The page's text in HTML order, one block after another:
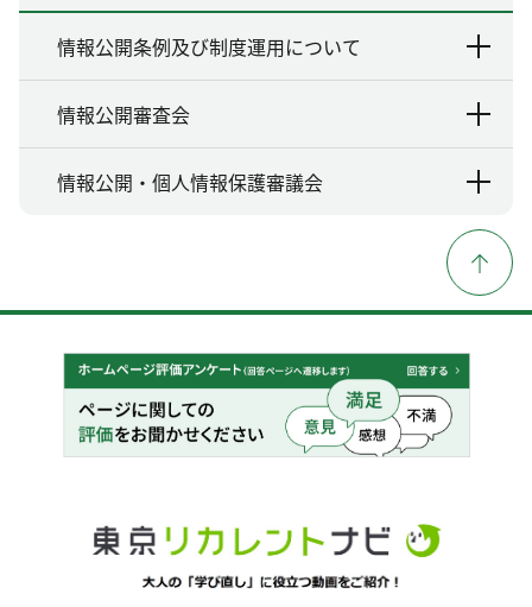
情報公開条例及び制度運用について
情報公開審査会
情報公開・個人情報保護審議会